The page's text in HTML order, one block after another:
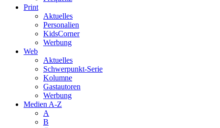
Print
Aktuelles
Personalien
KidsCorner
Werbung
Web
Aktuelles
Schwerpunkt-Serie
Kolumne
Gastautoren
Werbung
Medien A-Z
A
B